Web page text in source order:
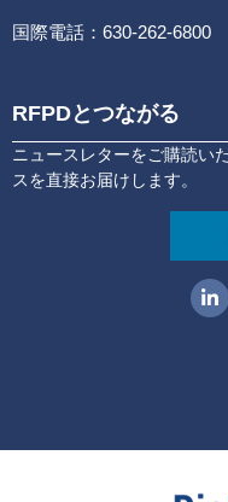
国際電話：630-262-6800
RFPDとつながる
ニュースレターをご購読い
スを直接お届けします。